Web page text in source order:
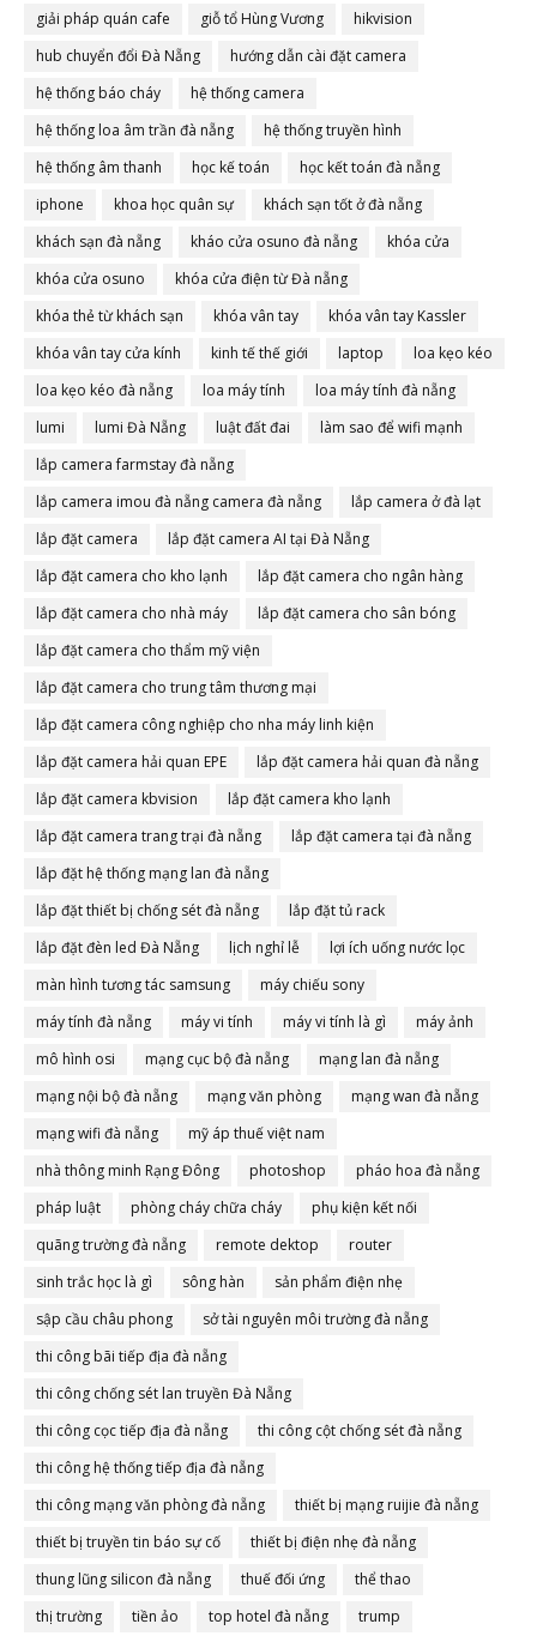
giải pháp quán cafe giỗ tổ Hùng Vương
hikvision
hub chuyển đổi Đà Nẵng
hướng dẫn cài đặt camera
hệ thống báo cháy
hệ thống camera
hệ thống loa âm trần đà nẵng
hệ thống truyền hình
hệ thống âm thanh
học kế toán
học kết toán đà nẵng
iphone
khoa học quân sự
khách sạn tốt ở đà nẵng
khách sạn đà nẵng
kháo cửa osuno đà nẵng
khóa cửa
khóa cửa osuno
khóa cửa điện từ Đà nẵng
khóa thẻ từ khách sạn
khóa vân tay
khóa vân tay Kassler
khóa vân tay cửa kính
kinh tế thế giới laptop
loa kẹo kéo
loa kẹo kéo đà nẵng
loa máy tính
loa máy tính đà nẵng
lumi
lumi Đà Nẵng luật đất đai
làm sao để wifi mạnh
lắp camera farmstay đà nẵng
lắp camera imou đà nẵng camera đà nẵng
lắp camera ở đà lạt
lắp đặt camera
lắp đặt camera AI tại Đà Nẵng
lắp đặt camera cho kho lạnh
lắp đặt camera cho ngân hàng
lắp đặt camera cho nhà máy
lắp đặt camera cho sân bóng
lắp đặt camera cho thẩm mỹ viện
lắp đặt camera cho trung tâm thương mại
lắp đặt camera công nghiệp cho nha máy linh kiện
lắp đặt camera hải quan EPE
lắp đặt camera hải quan đà nẵng
lắp đặt camera kbvision
lắp đặt camera kho lạnh
lắp đặt camera trang trại đà nẵng
lắp đặt camera tại đà nẵng
lắp đặt hệ thống mạng lan đà nẵng
lắp đặt thiết bị chống sét đà nẵng
lắp đặt tủ rack
lắp đặt đèn led Đà Nẵng
lịch nghỉ lễ
lợi ích uống nước lọc
màn hình tương tác samsung
máy chiếu sony
máy tính đà nẵng
máy vi tính máy vi tính là gì
máy ảnh
mô hình osi
mạng cục bộ đà nẵng
mạng lan đà nẵng
mạng nội bộ đà nẵng
mạng văn phòng
mạng wan đà nẵng
mạng wifi đà nẵng
mỹ áp thuế việt nam
nhà thông minh Rạng Đông
photoshop
pháo hoa đà nẵng
pháp luật
phòng cháy chữa cháy
phụ kiện kết nối
quãng trường đà nẵng
remote dektop
router
sinh trắc học là gì
sông hàn
sản phẩm điện nhẹ
sập cầu châu phong
sở tài nguyên môi trường đà nẵng
thi công bãi tiếp địa đà nẵng
thi công chống sét lan truyền Đà Nẵng
thi công cọc tiếp địa đà nẵng
thi công cột chống sét đà nẵng
thi công hệ thống tiếp địa đà nẵng
thi công mạng văn phòng đà nẵng
thiết bị mạng ruijie đà nẵng
thiết bị truyền tin báo sự cố
thiết bị điện nhẹ đà nẵng
thung lũng silicon đà nẵng
thuế đối ứng
thể thao
thị trường
tiền ảo top hotel đà nẵng
trump